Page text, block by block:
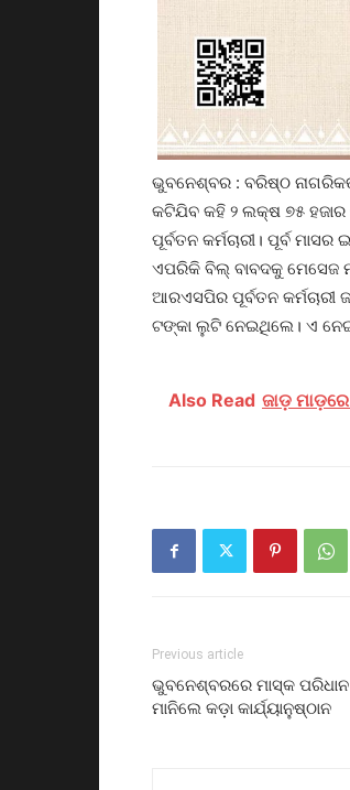
ଭୁବନେଶ୍ବର : ବରିଷ୍ଠ
କଟିଯିବ କହି ୨ ଲକ୍ଷ ୭୫
ପୂର୍ବତନ କର୍ମଚାରୀ। ପୂର୍ବ
ଏପରିକି ବିଲ୍ ବାବଦକୁ ମେସେଜ
ଆରଏସପିର ପୂର୍ବତନ
ଟଙ୍କା ଲୁଟି ନେଇଥିଲେ। ଏ ନେଇ
Also Read ଜାଡ଼
Previous article
ଭୁବନେଶ୍ବରରେ ମାସ୍କ
ମାନିଲେ କଡ଼ା କାର୍ଯ୍ୟାନୁଷ୍ଠାନ